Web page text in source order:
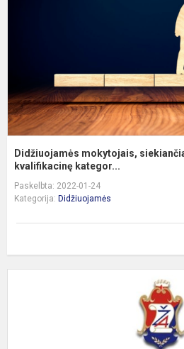
Didžiuojamės mokytojais,
kvalifikacinę kategor...
Paskelbta: 2022-01-24
Kategorija: Didžiuojamės